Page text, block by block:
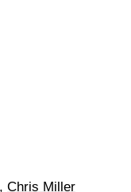
, Chris Miller